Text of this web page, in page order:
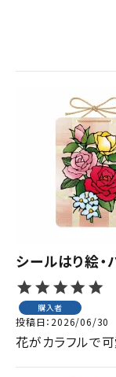
診断チャート
ジャンルで選ぶ
レビューを見る
コーポレートサイ
実店舗案内
デイサービス／
介護施設関係の方
最新のチラシはこ
シールはり絵・
購入者
投稿日 2026/06/30
花がカラフルで可